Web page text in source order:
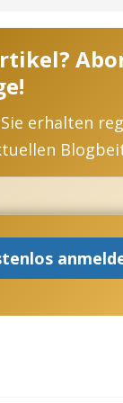
erhalten